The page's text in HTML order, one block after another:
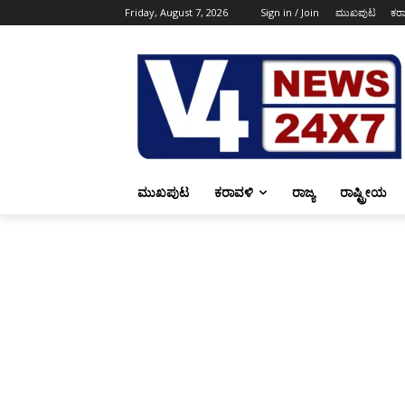
Friday, August 7, 2026 Sign in / Join ಮುಖಪುಟ
ಮುಖಪುಟ ಕರಾವಳಿ ರಾಜ್ಯ ರಾಷ್ಟ್ರೀಯ